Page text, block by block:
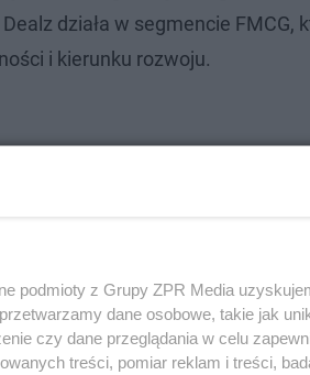
działa w segmencie FMCG,
i kierunku rozwoju.
podmioty z Grupy ZPR Media
dane osobowe, takie jak
czy dane przeglądania w celu
treści, pomiar reklam i treści,